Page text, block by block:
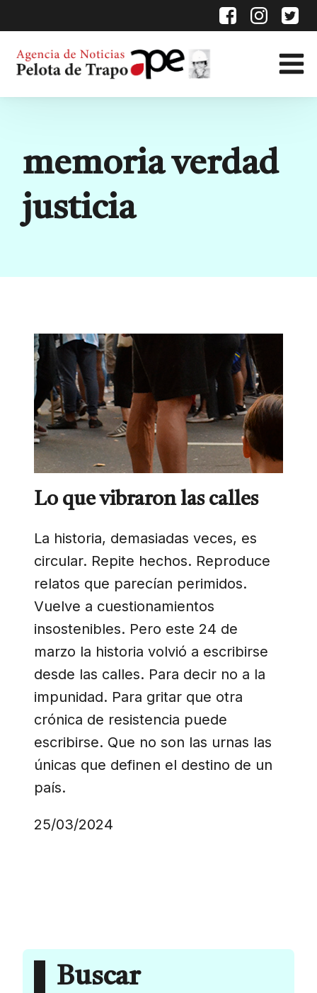
Etiqueta:
memoria verdad
justicia
Lo que vibraron las calles
La historia, demasiadas veces, es
circular. Repite hechos. Reproduce
relatos que parecían perimidos.
Vuelve a cuestionamientos
insostenibles. Pero este 24 de
marzo la historia volvió a escribirse
desde las calles. Para decir no a la
impunidad. Para gritar que otra
crónica de resistencia puede
escribirse. Que no son las urnas las
únicas que definen el destino de un
país.
25/03/2024
Buscar